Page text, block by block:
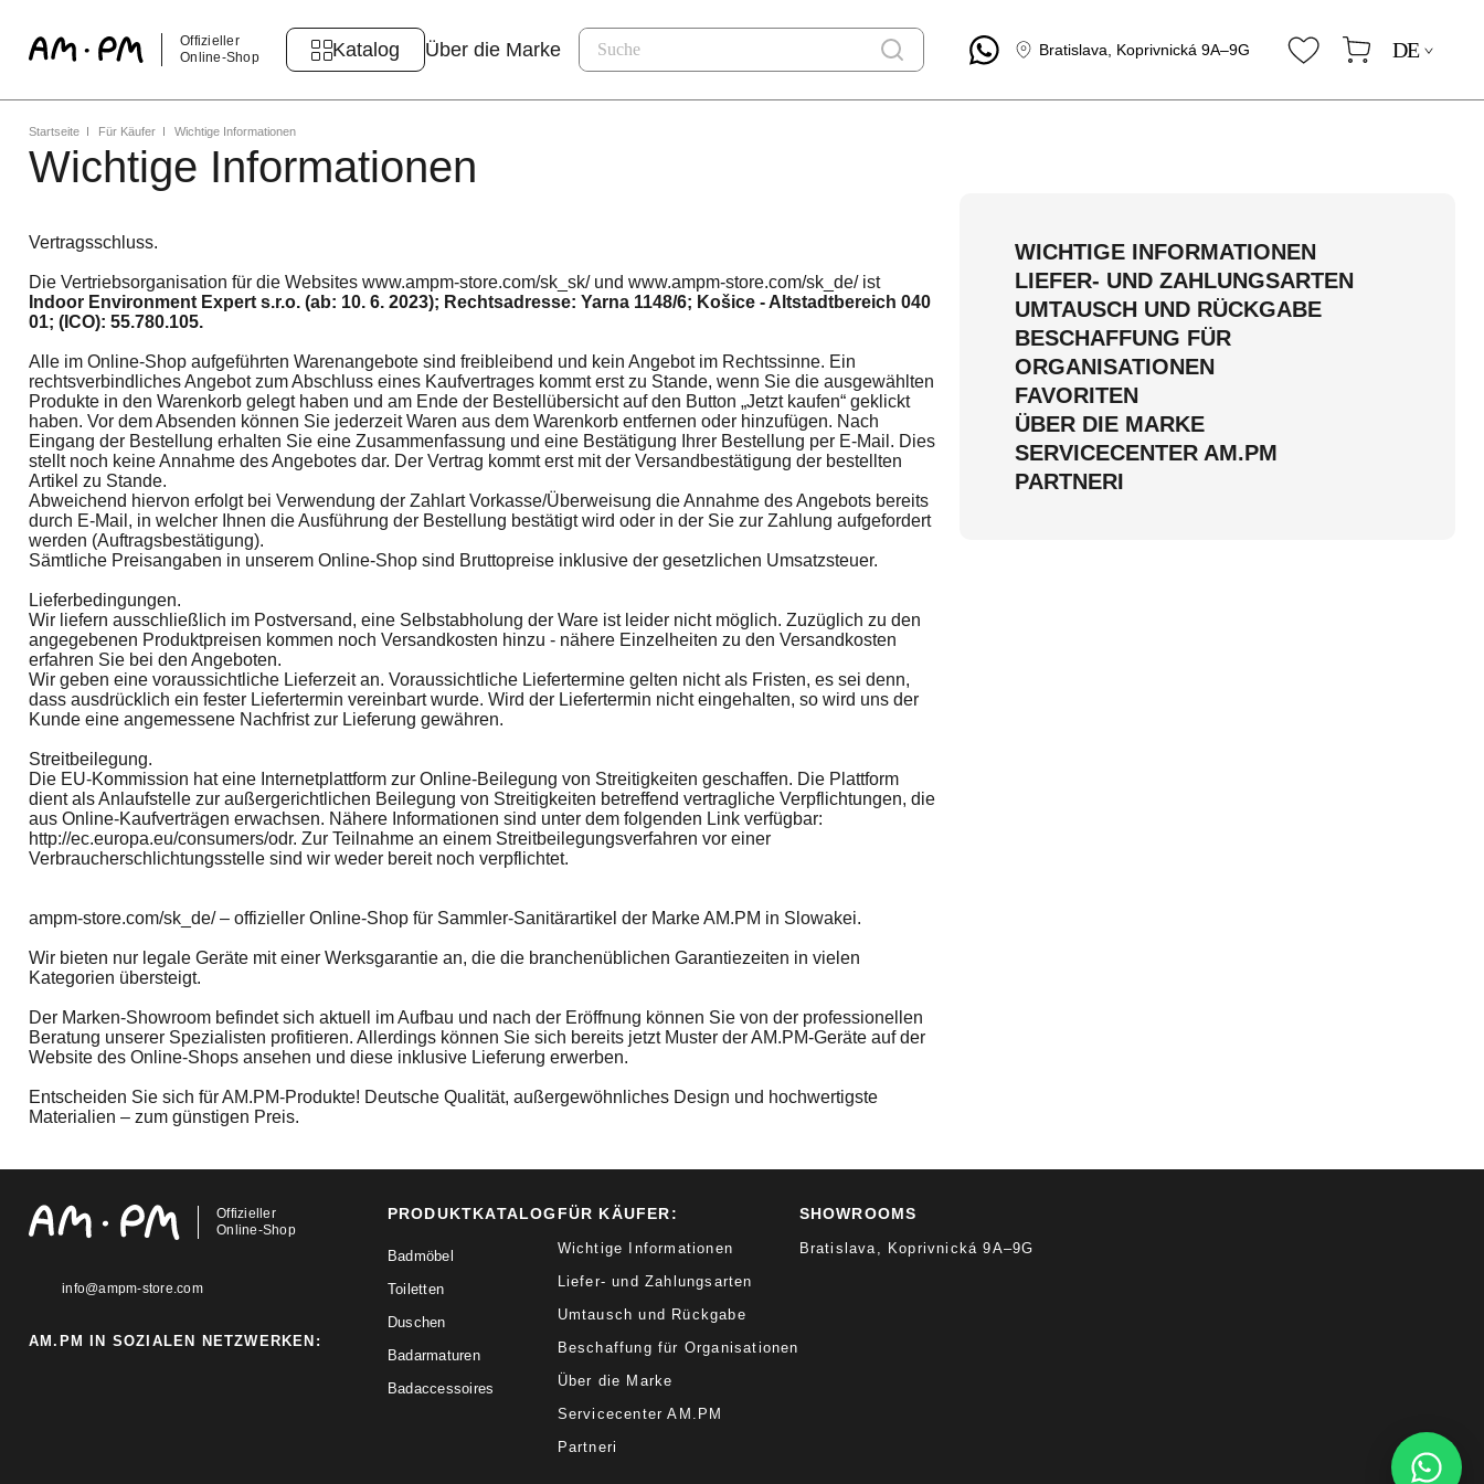
Offizieller
Online-Shop
Katalog Über die Marke Bratislava, Koprivnická 9A–9G DE
Startseite Für Käufer Wichtige Informationen
Wichtige Informationen
WICHTIGE INFORMATIONEN
LIEFER- UND ZAHLUNGSARTEN
UMTAUSCH UND RÜCKGABE
BESCHAFFUNG FÜR
ORGANISATIONEN
FAVORITEN
ÜBER DIE MARKE
SERVICECENTER AM.PM
PARTNERI
Vertragsschluss.
Die Vertriebsorganisation für die Websites www.ampm-store.com/sk_sk/ und www.ampm-store.com/sk_de/ ist
Indoor Environment Expert s.r.o. (ab: 10. 6. 2023); Rechtsadresse: Yarna 1148/6; Košice - Altstadtbereich 040
01; (ICO): 55.780.105.
Alle im Online-Shop aufgeführten Warenangebote sind freibleibend und kein Angebot im Rechtssinne. Ein
rechtsverbindliches Angebot zum Abschluss eines Kaufvertrages kommt erst zu Stande, wenn Sie die ausgewählten
Produkte in den Warenkorb gelegt haben und am Ende der Bestellübersicht auf den Button „Jetzt kaufen“ geklickt
haben. Vor dem Absenden können Sie jederzeit Waren aus dem Warenkorb entfernen oder hinzufügen. Nach
Eingang der Bestellung erhalten Sie eine Zusammenfassung und eine Bestätigung Ihrer Bestellung per E-Mail. Dies
stellt noch keine Annahme des Angebotes dar. Der Vertrag kommt erst mit der Versandbestätigung der bestellten
Artikel zu Stande.
Abweichend hiervon erfolgt bei Verwendung der Zahlart Vorkasse/Überweisung die Annahme des Angebots bereits
durch E-Mail, in welcher Ihnen die Ausführung der Bestellung bestätigt wird oder in der Sie zur Zahlung aufgefordert
werden (Auftragsbestätigung).
Sämtliche Preisangaben in unserem Online-Shop sind Bruttopreise inklusive der gesetzlichen Umsatzsteuer.
Lieferbedingungen.
Wir liefern ausschließlich im Postversand, eine Selbstabholung der Ware ist leider nicht möglich. Zuzüglich zu den
angegebenen Produktpreisen kommen noch Versandkosten hinzu - nähere Einzelheiten zu den Versandkosten
erfahren Sie bei den Angeboten.
Wir geben eine voraussichtliche Lieferzeit an. Voraussichtliche Liefertermine gelten nicht als Fristen, es sei denn,
dass ausdrücklich ein fester Liefertermin vereinbart wurde. Wird der Liefertermin nicht eingehalten, so wird uns der
Kunde eine angemessene Nachfrist zur Lieferung gewähren.
Streitbeilegung.
Die EU-Kommission hat eine Internetplattform zur Online-Beilegung von Streitigkeiten geschaffen. Die Plattform
dient als Anlaufstelle zur außergerichtlichen Beilegung von Streitigkeiten betreffend vertragliche Verpflichtungen, die
aus Online-Kaufverträgen erwachsen. Nähere Informationen sind unter dem folgenden Link verfügbar:
http://ec.europa.eu/consumers/odr. Zur Teilnahme an einem Streitbeilegungsverfahren vor einer
Verbraucherschlichtungsstelle sind wir weder bereit noch verpflichtet.
ampm-store.com/sk_de/ – offizieller Online-Shop für Sammler-Sanitärartikel der Marke AM.PM in Slowakei.
Wir bieten nur legale Geräte mit einer Werksgarantie an, die die branchenüblichen Garantiezeiten in vielen
Kategorien übersteigt.
Der Marken-Showroom befindet sich aktuell im Aufbau und nach der Eröffnung können Sie von der professionellen
Beratung unserer Spezialisten profitieren. Allerdings können Sie sich bereits jetzt Muster der AM.PM-Geräte auf der
Website des Online-Shops ansehen und diese inklusive Lieferung erwerben.
Entscheiden Sie sich für AM.PM-Produkte! Deutsche Qualität, außergewöhnliches Design und hochwertigste
Materialien – zum günstigen Preis.
Offizieller
Online-Shop
info@ampm-store.com
AM.PM IN SOZIALEN NETZWERKEN:
PRODUKTKATALOG
Badmöbel
Toiletten
Duschen
Badarmaturen
Badaccessoires
FÜR KÄUFER:
Wichtige Informationen
Liefer- und Zahlungsarten
Umtausch und Rückgabe
Beschaffung für Organisationen
Über die Marke
Servicecenter AM.PM
Partneri
SHOWROOMS
Bratislava, Koprivnická 9A–9G